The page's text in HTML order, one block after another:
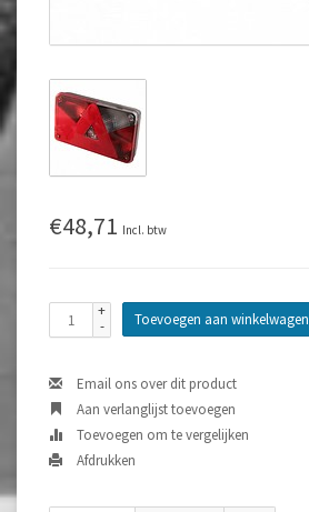
€48,71 Incl. btw
+
-
Toevoegen aan winkelwagen
Email ons over dit product
Aan verlanglijst toevoegen
Toevoegen om te vergelijken
Afdrukken